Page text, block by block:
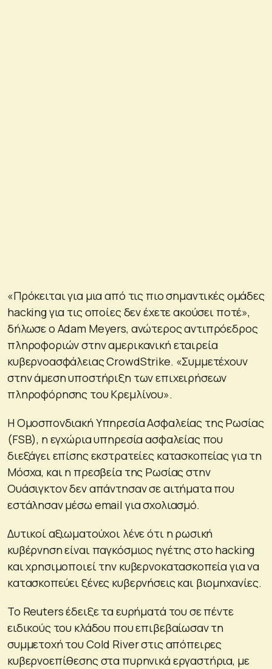
«Πρόκειται για μια από τις πιο σημαντικές ομάδες
hacking για τις οποίες δεν έχετε ακούσει ποτέ»,
δήλωσε ο Adam Meyers, ανώτερος αντιπρόεδρος
πληροφοριών στην αμερικανική εταιρεία
κυβερνοασφάλειας CrowdStrike. «Συμμετέχουν
στην άμεση υποστήριξη των επιχειρήσεων
πληροφόρησης του Κρεμλίνου».
Η Ομοσπονδιακή Υπηρεσία Ασφαλείας της Ρωσίας
(FSB), η εγχώρια υπηρεσία ασφαλείας που
διεξάγει επίσης εκστρατείες κατασκοπείας για τη
Μόσχα, και η πρεσβεία της Ρωσίας στην
Ουάσιγκτον δεν απάντησαν σε αιτήματα που
εστάλησαν μέσω email για σχολιασμό.
Δυτικοί αξιωματούχοι λένε ότι η ρωσική
κυβέρνηση είναι παγκόσμιος ηγέτης στο hacking
και χρησιμοποιεί την κυβερνοκατασκοπεία για να
κατασκοπεύει ξένες κυβερνήσεις και βιομηχανίες.
Το Reuters έδειξε τα ευρήματά του σε πέντε
ειδικούς του κλάδου που επιβεβαίωσαν τη
συμμετοχή του Cold River στις απόπειρες
κυβερνοεπίθεσης στα πυρηνικά εργαστήρια, με